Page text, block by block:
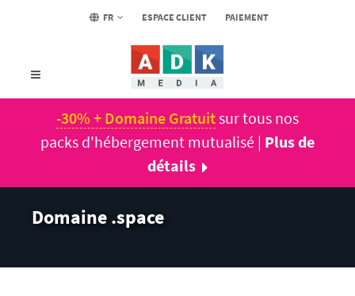
FR ESPACE CLIENT PAIEMENT
-30% + Domaine Gratuitsur tous nos
packs d'hébergement mutualisé | Plus de
détails
Domaine .space